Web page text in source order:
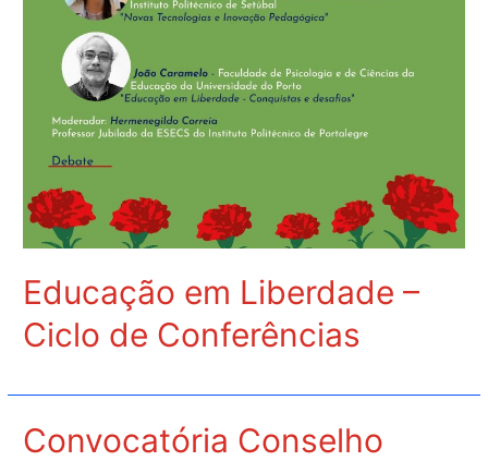
Educação em Liberdade –
Ciclo de Conferências
Convocatória Conselho